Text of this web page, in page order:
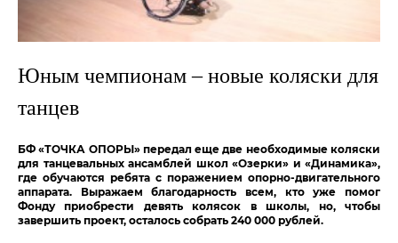
Юным чемпионам – новые коляски для
танцев
БФ «ТОЧКА ОПОРЫ» передал еще две необходимые коляски
для танцевальных ансамблей школ «Озерки» и «Динамика»,
где обучаются ребята с поражением опорно-двигательного
аппарата. Выражаем благодарность всем, кто уже помог
Фонду приобрести девять колясок в школы, но, чтобы
завершить проект, осталось собрать 240 000 рублей.